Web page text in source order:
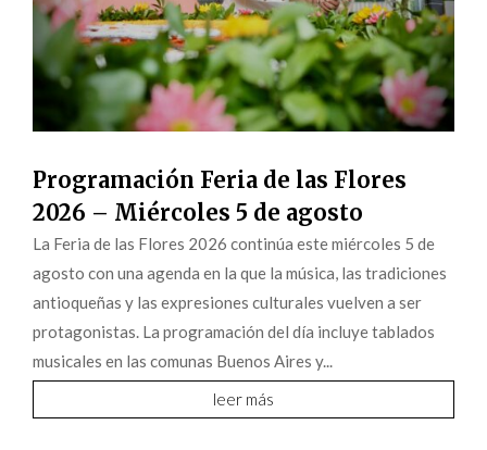
Programación Feria de las Flores
2026 – Miércoles 5 de agosto
La Feria de las Flores 2026 continúa este miércoles 5 de
agosto con una agenda en la que la música, las tradiciones
antioqueñas y las expresiones culturales vuelven a ser
protagonistas. La programación del día incluye tablados
musicales en las comunas Buenos Aires y...
leer más